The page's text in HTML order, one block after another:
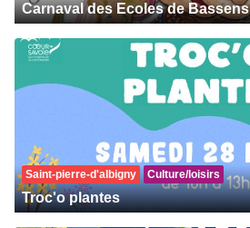
Carnaval des Ecoles de Bassens
Saint-pierre-d'albigny Culture/loisirs
Troc'o plantes